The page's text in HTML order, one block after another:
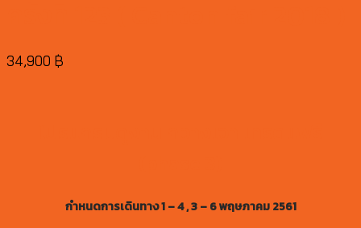
34,900 ฿
กำหนดการเดินทาง 1 – 4 , 3 – 6 พฤษภาคม 2561